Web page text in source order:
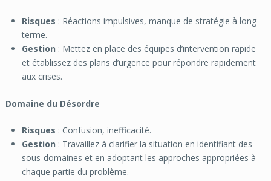
Risques : Réactions impulsives, manque de stratégie à long
terme.
Gestion : Mettez en place des équipes d’intervention rapide
et établissez des plans d’urgence pour répondre rapidement
aux crises.
Domaine du Désordre
Risques : Confusion, inefficacité.
Gestion : Travaillez à clarifier la situation en identifiant des
sous-domaines et en adoptant les approches appropriées à
chaque partie du problème.